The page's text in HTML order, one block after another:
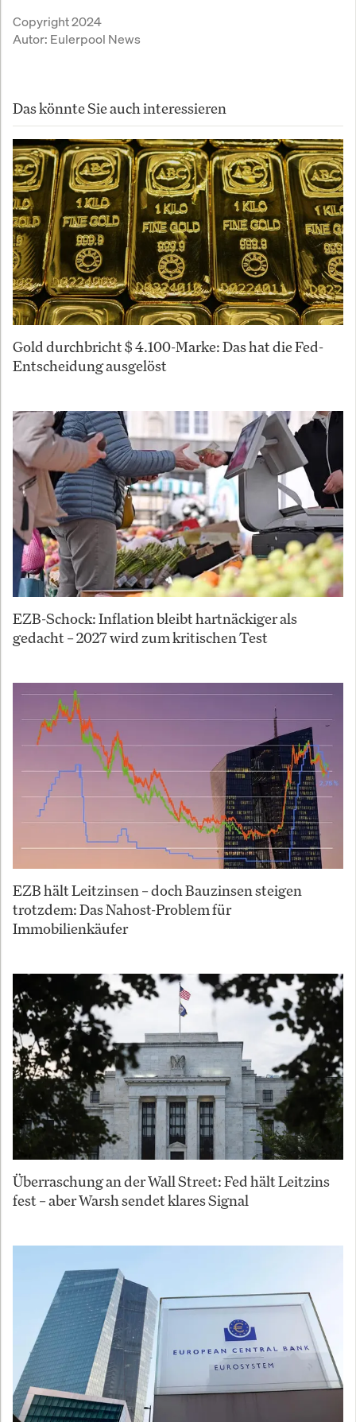
Copyright 2024
Autor: Eulerpool News
Das könnte Sie auch interessieren
Gold durchbricht $ 4.100-Marke: Das hat die Fed-
Entscheidung ausgelöst
EZB-Schock: Inflation bleibt hartnäckiger als
gedacht – 2027 wird zum kritischen Test
EZB hält Leitzinsen – doch Bauzinsen steigen
trotzdem: Das Nahost-Problem für
Immobilienkäufer
Überraschung an der Wall Street: Fed hält Leitzins
fest – aber Warsh sendet klares Signal